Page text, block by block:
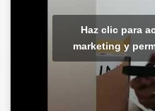
Haz clic para
marketing y